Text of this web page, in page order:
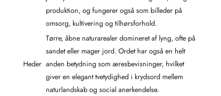
produktion, og fungerer også som billeder på
omsorg, kultivering og tilhørsforhold.
Heder
Tørre, åbne naturarealer domineret af lyng, ofte på
sandet eller mager jord. Ordet har også en helt
anden betydning som æresbevisninger, hvilket
giver en elegant tvetydighed i krydsord mellem
naturlandskab og social anerkendelse.